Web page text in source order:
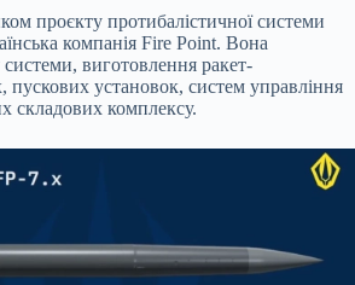
проєкту протибалістичної системи
компанія Fire Point. Вона
системи, виготовлення ракет-
пускових установок, систем управління
складових комплексу.